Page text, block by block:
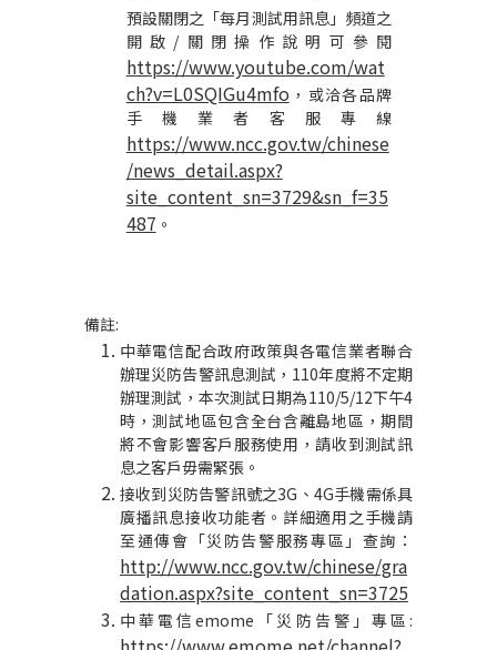
預設關閉之「每月測試用訊息」頻道之
開啟 /關閉操作說明可參閱
https://www.youtube.com/wat
ch?v=L0SQIGu4mfo，或洽各品牌
手機業者客服專線
https://www.ncc.gov.tw/chinese
/news_detail.aspx?
site_content_sn=3729&sn_f=35
487 。
備註:
中華電信配合政府政策與各電信業者聯合
辦理災防告警訊息測試， 110年度將不定期
辦理測試，本次測試日期為110/5/12下午4
時，測試地區包含全台含離島地區，期間
將不會影響客戶服務使用，請收到測試訊
息之客戶毋需緊張。
接收到災防告警訊號之3G 、 4G手機需係具
廣播訊息接收功能者。詳細適用之手機請
至通傳會「災防告警服務專區」查詢：
http://www.ncc.gov.tw/chinese/gra
dation.aspx?site_content_sn=3725
中華電信emome 「災防告警」專區 :